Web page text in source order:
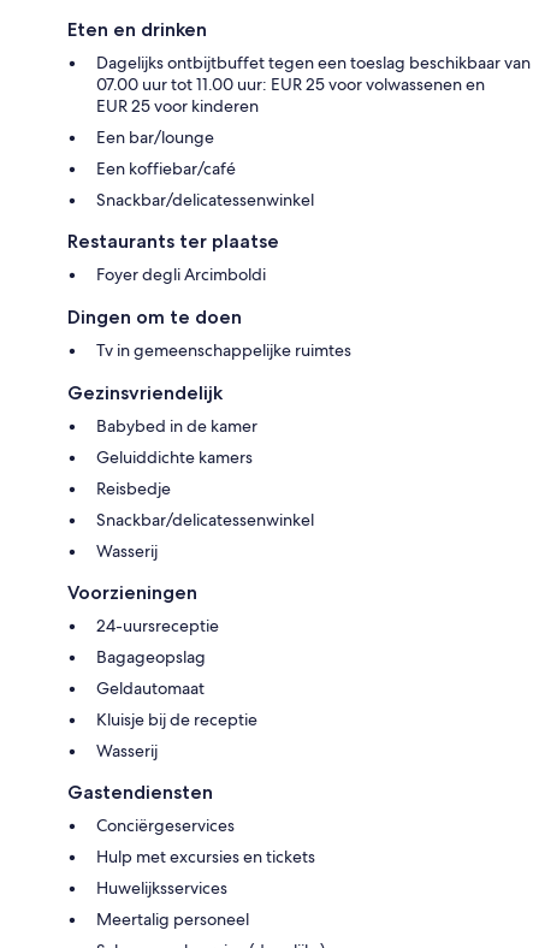
Eten en drinken
Dagelijks ontbijtbuffet tegen een toeslag beschikbaar van
07.00 uur tot 11.00 uur: EUR 25 voor volwassenen en
EUR 25 voor kinderen
Een bar/lounge
Een koffiebar/café
Snackbar/delicatessenwinkel
Restaurants ter plaatse
Foyer degli Arcimboldi
Dingen om te doen
Tv in gemeenschappelijke ruimtes
Gezinsvriendelijk
Babybed in de kamer
Geluiddichte kamers
Reisbedje
Snackbar/delicatessenwinkel
Wasserij
Voorzieningen
24-uursreceptie
Bagageopslag
Geldautomaat
Kluisje bij de receptie
Wasserij
Gastendiensten
Conciërgeservices
Hulp met excursies en tickets
Huwelijksservices
Meertalig personeel